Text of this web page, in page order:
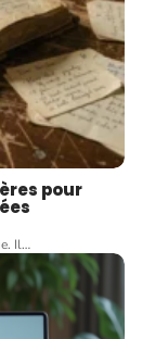
pour
Il…